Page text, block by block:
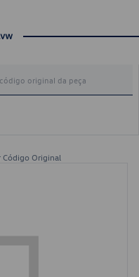
Código Original